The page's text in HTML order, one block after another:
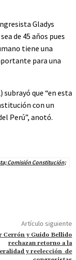
Gladys
de 45 años pues
tiene una
para una
que “en esta
con un
Perú”, anotó.
Comisión Constitución;
Artículo siguiente
Cerrón y Guido Bellido
rechazan retorno a la
y reelección de